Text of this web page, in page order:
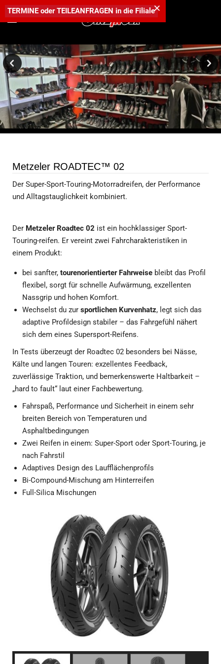
Metzeler ROADTEC™ 02
Der Super-Sport-Touring-Motorradreifen, der Performance
und Alltagstauglichkeit kombiniert.
Der Metzeler Roadtec 02 ist ein hochklassiger Sport-
Touring-reifen. Er vereint zwei Fahrcharakteristiken in
einem Produkt:
bei sanfter, tourenorientierter Fahrweise bleibt das Profil
flexibel, sorgt für schnelle Aufwärmung, exzellenten
Nassgrip und hohen Komfort.
Wechselst du zur sportlichen Kurvenhatz, legt sich das
adaptive Profildesign stabiler – das Fahrgefühl nähert
sich dem eines Supersport-Reifens.
In Tests überzeugt der Roadtec 02 besonders bei Nässe,
Kälte und langen Touren: exzellentes Feedback,
zuverlässige Traktion, und bemerkenswerte Haltbarkeit –
„hard to fault“ laut einer Fachbewertung.
Fahrspaß, Performance und Sicherheit in einem sehr
breiten Bereich von Temperaturen und
Asphaltbedingungen
Zwei Reifen in einem: Super-Sport oder Sport-Touring, je
nach Fahrstil
Adaptives Design des Laufflächenprofils
Bi-Compound-Mischung am Hinterreifen
Full-Silica Mischungen
×
TERMINE oderTEILEANFRAGEN in die Filiale